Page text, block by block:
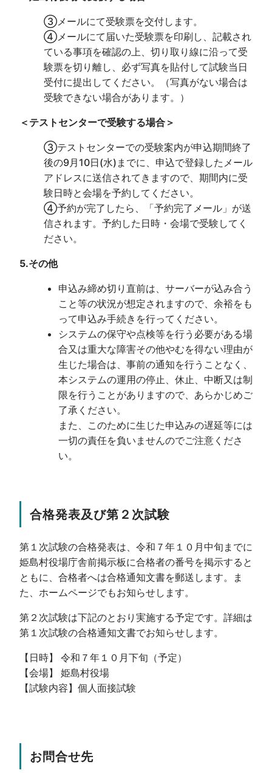
③メールにて受験票を交付します。
④メールにて届いた受験票を印刷し、記載され
ている事項を確認の上、切り取り線に沿って受
験票を切り離し、必ず写真を貼付して試験当日
受付に提出してください。（写真がない場合は
受験できない場合があります。）
＜テストセンターで受験する場合＞
③テストセンターでの受験案内が申込期間終了
後の9月10日(水)までに、申込で登録したメール
アドレスに送信されてきますので、期間内に受
験日時と会場を予約してください。
④予約が完了したら、「予約完了メール」が送
信されます。予約した日時・会場で受験してく
ださい。
5.その他
申込み締め切り直前は、サーバーが込み合う
こと等の状況が想定されますので、余裕をも
って申込み手続きを行ってください。
システムの保守や点検等を行う必要がある場
合又は重大な障害その他やむを得ない理由が
生じた場合は、事前の通知を行うことなく、
本システムの運用の停止、休止、中断又は制
限を行うことがありますので、あらかじめご
了承ください。
また、このために生じた申込みの遅延等には
一切の責任を負いませんのでご注意くださ
い。
合格発表及び第２次試験
第１次試験の合格発表は、令和７年１０月中旬までに
姫島村役場庁舎前掲示板に合格者の番号を掲示すると
ともに、合格者へは合格通知文書を郵送します。ま
た、ホームページでもお知らせします。
第２次試験は下記のとおり実施する予定です。詳細は
第１次試験の合格通知文書でお知らせします。
【日時】 令和７年１０月下旬（予定）
【会場】 姫島村役場
【試験内容】個人面接試験
お問合せ先